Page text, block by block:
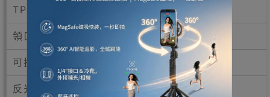
TPU複合防水面料
領口魔術貼、手臂魔術貼
可拆卸帽子、大口袋設計
反光LOGO、三層門襟防水